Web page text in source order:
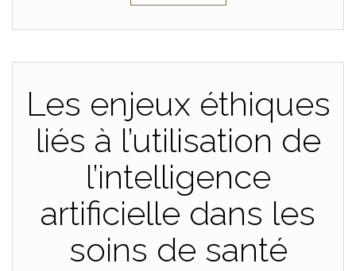
Les enjeux éthiques
liés à l’utilisation de
l’intelligence
artificielle dans les
soins de santé